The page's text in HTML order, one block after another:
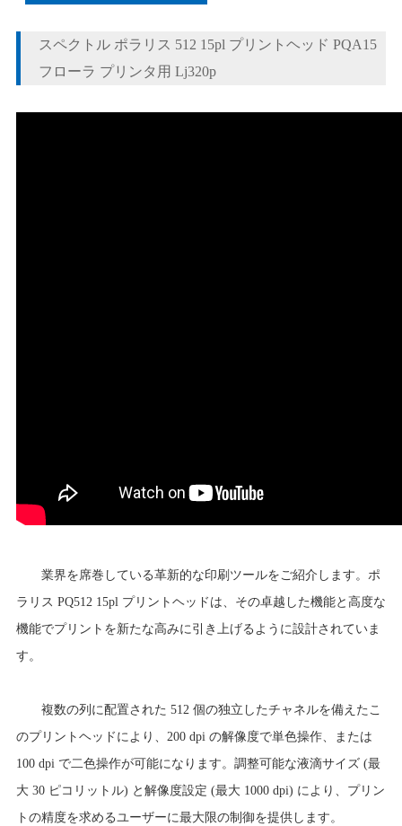
スペクトル ポラリス 512 15pl プリントヘッド PQA15
フローラ プリンタ用 Lj320p
業界を席巻している革新的な印刷ツールをご紹介します。ポ
ラリス PQ512 15pl プリントヘッドは、その卓越した機能と高度な
機能でプリントを新たな高みに引き上げるように設計されていま
す。
複数の列に配置された 512 個の独立したチャネルを備えたこ
のプリントヘッドにより、200 dpi の解像度で単色操作、または
100 dpi で二色操作が可能になります。調整可能な液滴サイズ (最
大 30 ピコリットル) と解像度設定 (最大 1000 dpi) により、プリン
トの精度を求めるユーザーに最大限の制御を提供します。